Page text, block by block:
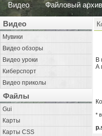
Видео Файловый архив
Видео
Мувики
Видео обзоры
Видео уроки
Киберспорт
Видео приколы
Файлы
Gui
Карты
Карты CSS
В
А
*